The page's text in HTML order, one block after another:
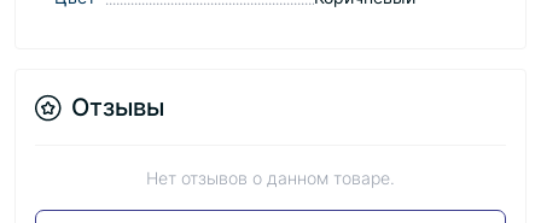
Отзывы
Нет отзывов о данном товаре.